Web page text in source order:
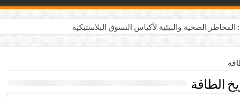
المخاطر الصحية والبيئية لأكياس التسوق البلاستيكية
الطاقة